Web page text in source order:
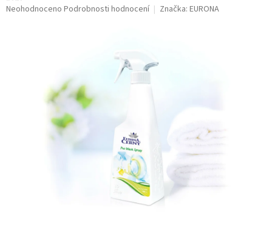
Průměrné
Neohodnoceno Podrobnosti hodnocení Značka: EURONA